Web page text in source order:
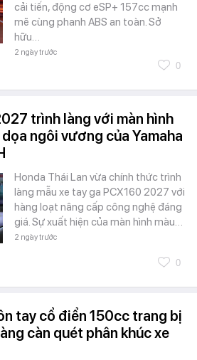
cải tiến, động cơ eSP+ 157cc mạnh
mẽ cùng phanh ABS an toàn. Sở
hữu…
2 ngày trước
0
trình làng với màn hình
dọa ngôi vương của Yamaha
Honda Thái Lan vừa chính thức trình
làng mẫu xe tay ga PCX160 2027 với
hàng loạt nâng cấp công nghệ đáng
giá. Sự xuất hiện của màn hình màu…
2 ngày trước
0
tay cổ điển 150cc trang bị
càn quét phân khúc xe